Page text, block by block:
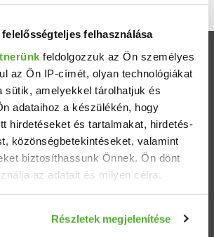
felhasználása
feldolgozzuk az Ön személyes
az Ön IP-címét, olyan technológiákat
sütik, amelyekkel tárolhatjuk és
adataihoz a készülékén, hogy
hirdetéseket és tartalmakat, hirdetés-
közönségbetekintéseket, valamint
biztosíthassunk Önnek. Ön dönt
az adatait és milyen célra.
az Ön földrajzi elhelyezkedéséről
Részletek megjelenítése